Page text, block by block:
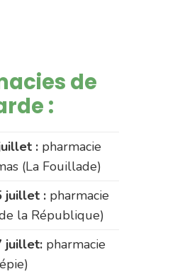
de
:
: pharmacie
(La Fouillade)
juillet : pharmacie
la République)
juillet: pharmacie